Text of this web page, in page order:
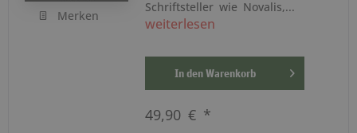
Merken
Schriftsteller wie Novalis,...
weiterlesen
In den Warenkorb
49,90 € *